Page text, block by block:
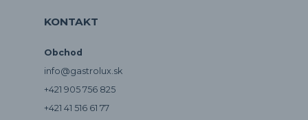
KONTAKT
Obchod
info@gastrolux.sk
+421 905 756 825
+421 41 516 61 77